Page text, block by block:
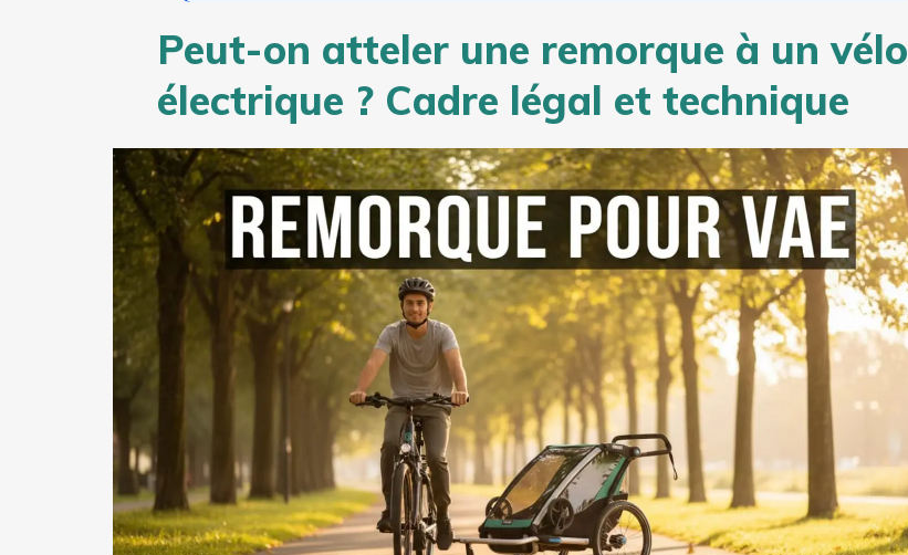
Peut-on atteler une remorque à un vélo
électrique ? Cadre légal et technique